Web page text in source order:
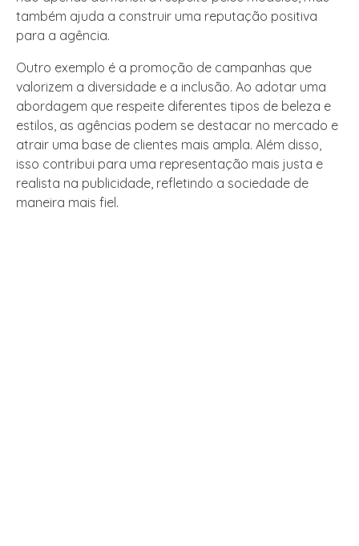
também ajuda a construir uma reputação positiva
para a agência.
Outro exemplo é a promoção de campanhas que
valorizem a diversidade e a inclusão. Ao adotar uma
abordagem que respeite diferentes tipos de beleza e
estilos, as agências podem se destacar no mercado e
atrair uma base de clientes mais ampla. Além disso,
isso contribui para uma representação mais justa e
realista na publicidade, refletindo a sociedade de
maneira mais fiel.